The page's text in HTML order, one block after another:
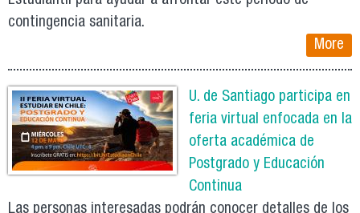
contingencia sanitaria.
More
U. de Santiago participa en
feria virtual enfocada en la
oferta académica de
Postgrado y Educación
Continua
Las personas interesadas podrán conocer detalles de los